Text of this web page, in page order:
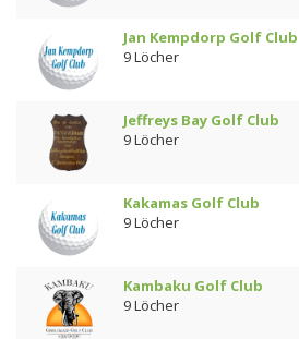
Jan Kempdorp Golf Club
9 Löcher
Jeffreys Bay Golf Club
9 Löcher
Kakamas Golf Club
9 Löcher
Kambaku Golf Club
9 Löcher